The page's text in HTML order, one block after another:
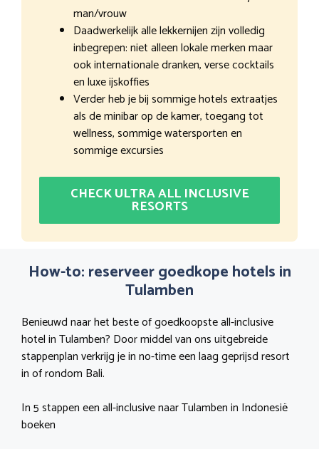
man/vrouw
Daadwerkelijk alle lekkernijen zijn volledig
inbegrepen: niet alleen lokale merken maar
ook internationale dranken, verse cocktails
en luxe ijskoffies
Verder heb je bij sommige hotels extraatjes
als de minibar op de kamer, toegang tot
wellness, sommige watersporten en
sommige excursies
CHECK ULTRA ALL INCLUSIVE
RESORTS
How-to: reserveer goedkope hotels in
Tulamben
Benieuwd naar het beste of goedkoopste all-inclusive
hotel in Tulamben? Door middel van ons uitgebreide
stappenplan verkrijg je in no-time een laag geprijsd resort
in of rondom Bali.
In 5 stappen een all-inclusive naar Tulamben in Indonesië
boeken